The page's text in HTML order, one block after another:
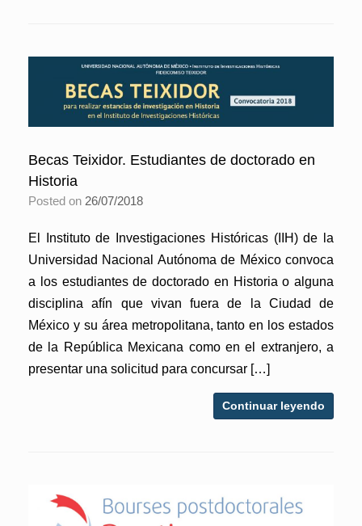
Becas Teixidor. Estudiantes de doctorado en
Historia
Posted on 26/07/2018
El Instituto de Investigaciones Históricas (IIH) de la
Universidad Nacional Autónoma de México convoca
a los estudiantes de doctorado en Historia o alguna
disciplina afín que vivan fuera de la Ciudad de
México y su área metropolitana, tanto en los estados
de la República Mexicana como en el extranjero, a
presentar una solicitud para concursar […]
Continuar leyendo